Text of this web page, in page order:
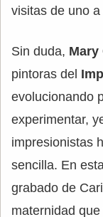
visitas de uno
Sin duda, Mary
pintoras del
evolucionando
experimentar,
impresionistas
sencilla. En
grabado de
maternidad